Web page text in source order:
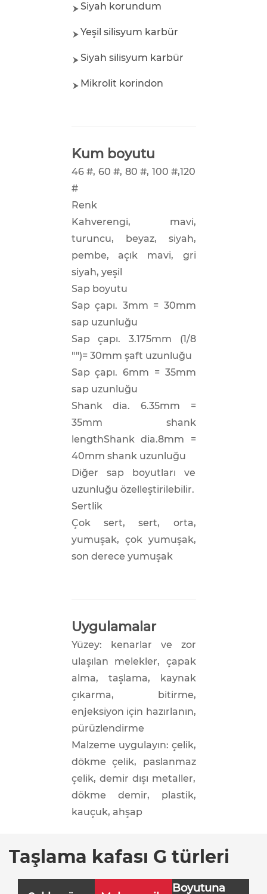
Siyah korundum
Yeşil silisyum karbür
Siyah silisyum karbür
Mikrolit korindon
Kum boyutu
46 #, 60 #, 80 #, 100 #,120
#
Renk
Kahverengi, mavi,
turuncu, beyaz, siyah,
pembe, açık mavi, gri
siyah, yeşil
Sap boyutu
Sap çapı. 3mm = 30mm
sap uzunluğu
Sap çapı. 3.175mm (1/8
"")= 30mm şaft uzunluğu
Sap çapı. 6mm = 35mm
sap uzunluğu
Shank dia. 6.35mm =
35mm shank
lengthShank dia.8mm =
40mm shank uzunluğu
Diğer sap boyutları ve
uzunluğu özelleştirilebilir.
Sertlik
Çok sert, sert, orta,
yumuşak, çok yumuşak,
son derece yumuşak
Uygulamalar
Yüzey: kenarlar ve zor
ulaşılan melekler, çapak
alma, taşlama, kaynak
çıkarma, bitirme,
enjeksiyon için hazırlanın,
pürüzlendirme
Malzeme uygulayın: çelik,
dökme çelik, paslanmaz
çelik, demir dışı metaller,
dökme demir, plastik,
kauçuk, ahşap
Taşlama kafası G türleri
Boyutuna